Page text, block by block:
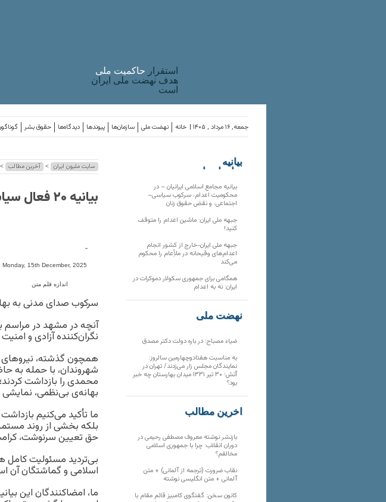
استقرار حاکميت ملی
هدف نهضت ملی ایران
است
حقوق بشر دیدگاه‌ها پیوندها سازمان‌ها نهضت ملی خانه جمعه, ۱۶ مرداد , ۱۴۰۵ |
سایت ملیون ایران > آخرین مطالب >
بیانیه ۲۰ فعال سیاسی، مدنی، هنری
-
Monday, 15th December, 2025
اندازه قلم متن
سرکوب صدای مدنی به
آنچه در مشهد در مراسم
نگران‌کننده آزادی و
همچون گذشته، نیروهای
محمدی را بازداشت
بهانه‌ی بی‌نظمی،
ما تأکید می‌کنیم
بلکه بخشی از روند
حق تعیین سرنوشت،
بی‌تردید مسئولیت
اسلامی و گماشتگان آن
ما، امضاکنندگان این
بیانیه
سازمان‌های
بیانیه مجامع اسلامی ایرانیان – در
محکومیت اعدام، سرکوب سیاسی–
اجتماعی، و نقض حقوق زنان
جبهه ملی ایران: ماشین اعدام را متوقف
کنید!
جبهه ملی ایران-خارج از کشور انجام
اعدام‌های وقیحانه در ملأِعام را محکوم
می‌کند
همگامی برای جمهوری سکولار دموکرات در
ایران: نه به اعدام
نهضت ملی
ضیاء مصباح: در باره دولت دکتر مصدق
به مناسبت هفتادوچهارمین سالروز:
نمایندگان مجلس زار می‌زدند/ تهران در
آتش؛ ۳۰ تیر ۱۳۳۱ میدان بهارستان چه خبر
بود؟
آخرین مطالب
بازنشر نوشته معروف مصطفی رحیمی در
دوران انقلاب: چرا با جمهوری اسلامی
مخالفم؟
نقاب ضرورت (ترجمه از آلمانی) + متن
آلمانی + متن انگلیسی نوشته
کانون سخن: گفتگوی کامبیز قائم مقام با